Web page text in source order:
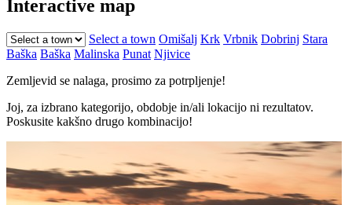
Interactive map
Select a town Omišalj Krk Vrbnik Dobrinj Stara
Baška Baška Malinska Punat Njivice
Zemljevid se nalaga, prosimo za potrpljenje!
Joj, za izbrano kategorijo, obdobje in/ali lokacijo ni rezultatov.
Poskusite kakšno drugo kombinacijo!